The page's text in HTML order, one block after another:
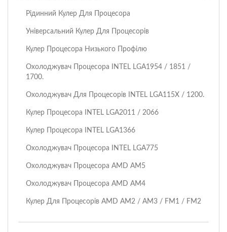
Рідинний Кулер Для Процесора
Універсальний Кулер Для Процесорів
Кулер Процесора Низького Профілю
Охолоджувач Процесора I​NTEL LGA1954 / 1851 /
1700.
Охолоджувач Для Процесорів INTEL LGA115X / 1200.
Кулер Процесора INTEL LGA2011 / 2066
Кулер Процесора INTEL LGA1366
Охолоджувач Процесора INTEL LGA775
Охолоджувач Процесора AMD AM5
Охолоджувач Процесора AMD AM4
Кулер Для Процесорів AMD AM2 / AM3 / FM1 / FM2